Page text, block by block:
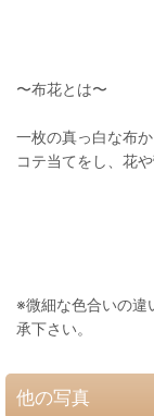
〜布花とは〜
一枚の真っ白な布
コテ当てをし、花
※微細な色合いの違
承下さい。
他の写真